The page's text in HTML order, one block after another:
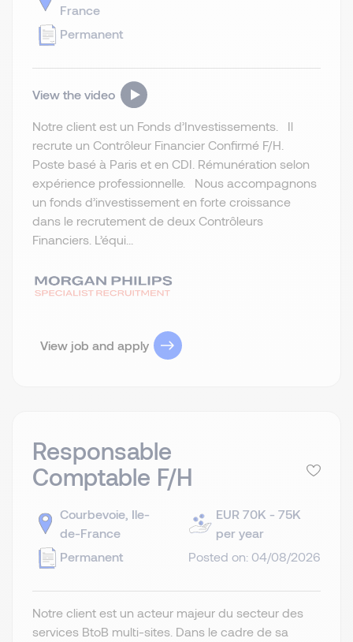
France
Permanent
View the video
Notre client est un Fonds d’Investissements. Il
recrute un Contrôleur Financier Confirmé F/H.
Poste basé à Paris et en CDI. Rémunération selon
expérience professionnelle. Nous accompagnons
un fonds d’investissement en forte croissance
dans le recrutement de deux Contrôleurs
Financiers. L’équi...
View job and apply
Responsable
Comptable F/H
Courbevoie, Ile-
de-France
Permanent
EUR 70K - 75K
per year
Posted on: 04/08/2026
Notre client est un acteur majeur du secteur des
services BtoB multi-sites. Dans le cadre de sa